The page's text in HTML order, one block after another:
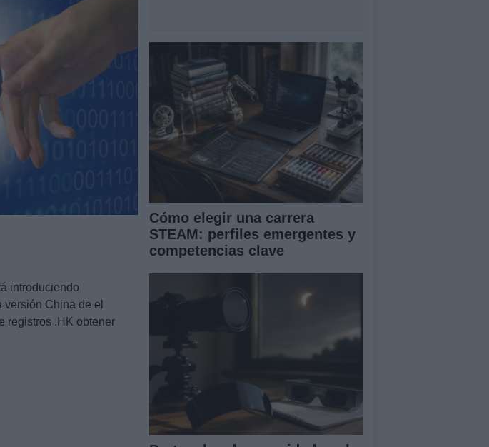
introduciendo
China de el
registros .HK obtener
Cómo elegir una carrera
STEAM: perfiles emergentes y
competencias clave